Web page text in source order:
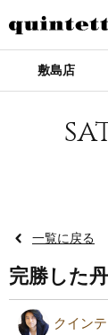
敷島店
一覧に戻る
完勝した
クイン